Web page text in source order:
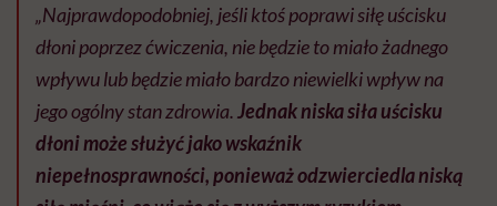
„Najprawdopodobniej, jeśli ktoś poprawi siłę uścisku
dłoni poprzez ćwiczenia, nie będzie to miało żadnego
wpływu lub będzie miało bardzo niewielki wpływ na
jego ogólny stan zdrowia.Jednak niska siła uścisku
dłoni może służyć jako wskaźnik
niepełnosprawności, ponieważ odzwierciedla niską